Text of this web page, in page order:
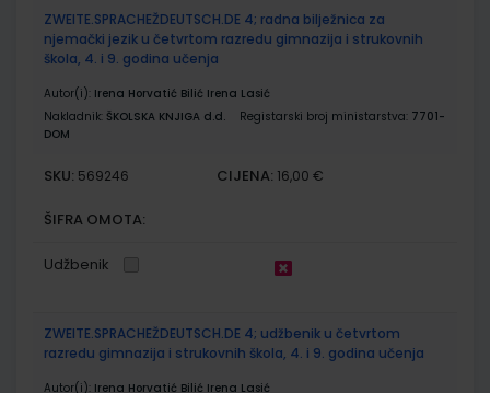
ZWEITE.SPRACHEŽDEUTSCH.DE 4; radna bilježnica za
njemački jezik u četvrtom razredu gimnazija i strukovnih
škola, 4. i 9. godina učenja
Autor(i): Irena Horvatić Bilić Irena Lasić
Nakladnik: ŠKOLSKA KNJIGA d.d. Registarski broj ministarstva: 7701-
DOM
SKU: 569246 CIJENA: 16,00 €
ŠIFRA OMOTA:
Udžbenik
ZWEITE.SPRACHEŽDEUTSCH.DE 4; udžbenik u četvrtom
razredu gimnazija i strukovnih škola, 4. i 9. godina učenja
Autor(i): Irena Horvatić Bilić Irena Lasić